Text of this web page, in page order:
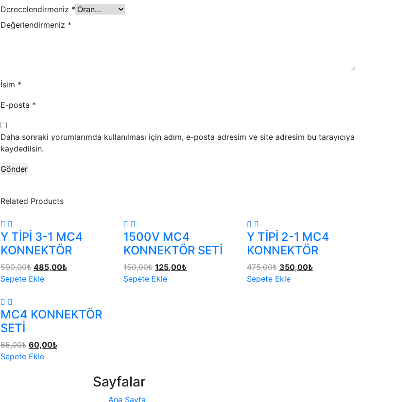
Derecelendirmeniz *
Değerlendirmeniz *
İsim *
E-posta *
Daha sonraki yorumlarımda kullanılması için adım, e-posta adresim ve site adresim bu tarayıcıya
kaydedilsin.
Related Products
Y TİPİ 3-1 MC4
KONNEKTÖR
590,00₺ 485,00₺
Sepete Ekle
1500V MC4
KONNEKTÖR SETİ
150,00₺ 125,00₺
Sepete Ekle
Y TİPİ 2-1 MC4
KONNEKTÖR
475,00₺ 350,00₺
Sepete Ekle
MC4 KONNEKTÖR
SETİ
65,00₺ 60,00₺
Sepete Ekle
Sayfalar
Ana Sayfa